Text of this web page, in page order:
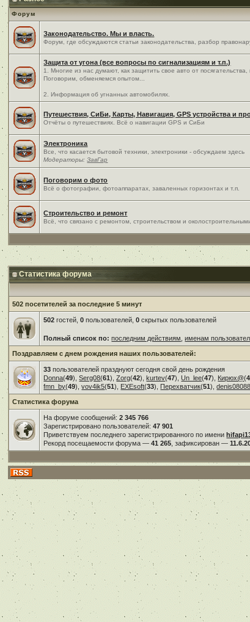
Форум
Законодательство. Мы и власть.
Форум, где обсуждаются статьи законодательства, разбор
Защита от угона (все вопросы по сигнализациям и т.п.)
1. Многие из нас думают, как защитить свое авто от
Поговорим, обменяемся опытом...
2. Информация об угнанных автомобилях.
Путешествия, СиБи, Карты, Навигация, GPS устройства и
Отчёты о путешествиях. Всё о навигации GPS и СиБи
Электроника
Все, что касается бытовой техники, электроники - обсуждаем здесь
Модераторы:ЗавГар
Поговорим о фото
Всё о фотографии, фотоаппаратах, заваленных горизонтах и т.п.
Строительство и ремонт
Всё, что связано с ремонтом, строительством и
Статистика форума
502 посетителей за последние 5 минут
502 гостей,0 пользователей,0 скрытых пользователей
Полный список по: последним действиям ,именам
Поздравляем с днем рождения наших пользователей:
33 пользователей празднуют сегодня свой день рождения
Donna(49),Serg08(61),Zorg(42),kurtev(47),Un_lee(47), Кирюх@(
fmn_by(49),vov4ik5(51), EXEsoft(33), Перехватчик(51),
Статистика форума
На форуме сообщений:2 345 766
Зарегистрировано пользователей:47 901
Приветствуем последнего зарегистрированного по имени
Рекорд посещаемости форума —41 265 , зафиксирован —